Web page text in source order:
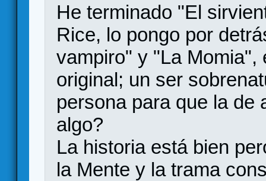
He terminado "El
Rice, lo pongo por
vampiro" y "La
original; un ser
persona para que la de
algo?
La historia está bien
la Mente y la trama